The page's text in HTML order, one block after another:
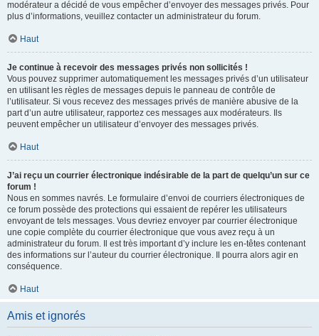
modérateur a décidé de vous empêcher d’envoyer des messages privés. Pour
plus d’informations, veuillez contacter un administrateur du forum.
Haut
Je continue à recevoir des messages privés non sollicités !
Vous pouvez supprimer automatiquement les messages privés d’un utilisateur
en utilisant les règles de messages depuis le panneau de contrôle de
l’utilisateur. Si vous recevez des messages privés de manière abusive de la
part d’un autre utilisateur, rapportez ces messages aux modérateurs. Ils
peuvent empêcher un utilisateur d’envoyer des messages privés.
Haut
J’ai reçu un courrier électronique indésirable de la part de quelqu’un sur ce
forum !
Nous en sommes navrés. Le formulaire d’envoi de courriers électroniques de
ce forum possède des protections qui essaient de repérer les utilisateurs
envoyant de tels messages. Vous devriez envoyer par courrier électronique
une copie complète du courrier électronique que vous avez reçu à un
administrateur du forum. Il est très important d’y inclure les en-têtes contenant
des informations sur l’auteur du courrier électronique. Il pourra alors agir en
conséquence.
Haut
Amis et ignorés